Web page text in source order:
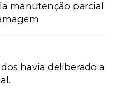
manutenção parcial
havia deliberado a